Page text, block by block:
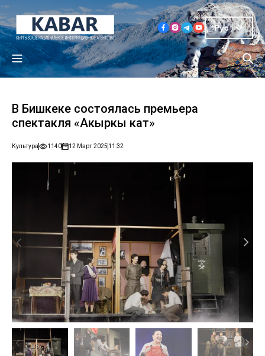
Рус
В Бишкеке состоялась премьера
спектакля «Акыркы кат»
Культура 1140 12 Март 2025 11:32